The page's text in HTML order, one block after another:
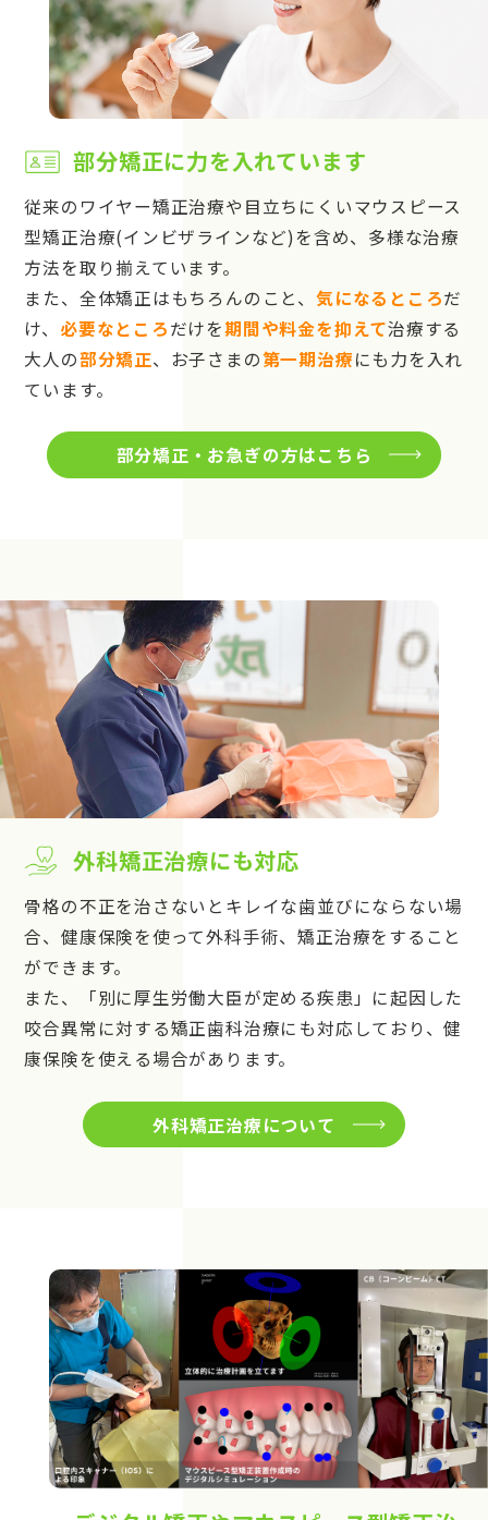
部分矯正に力を入れています
従来のワイヤー矯正治療や目立ちにくいマウスピース
型矯正治療(インビザラインなど)を含め、多様な治療
方法を取り揃えています。
また、全体矯正はもちろんのこと、 気になるところだ
け、 必要なところだけを期間や料金を抑えて治療する
大人の部分矯正、お子さまの第一期治療にも力を入れ
ています。
部分矯正・お急ぎの方はこちら
外科矯正治療にも対応
骨格の不正を治さないとキレイな歯並びにならない場
合、健康保険を使って外科手術、矯正治療をすること
ができます。
また、「別に厚生労働大臣が定める疾患」に起因した
咬合異常に対する矯正歯科治療にも対応しており、健
康保険を使える場合があります。
外科矯正治療について